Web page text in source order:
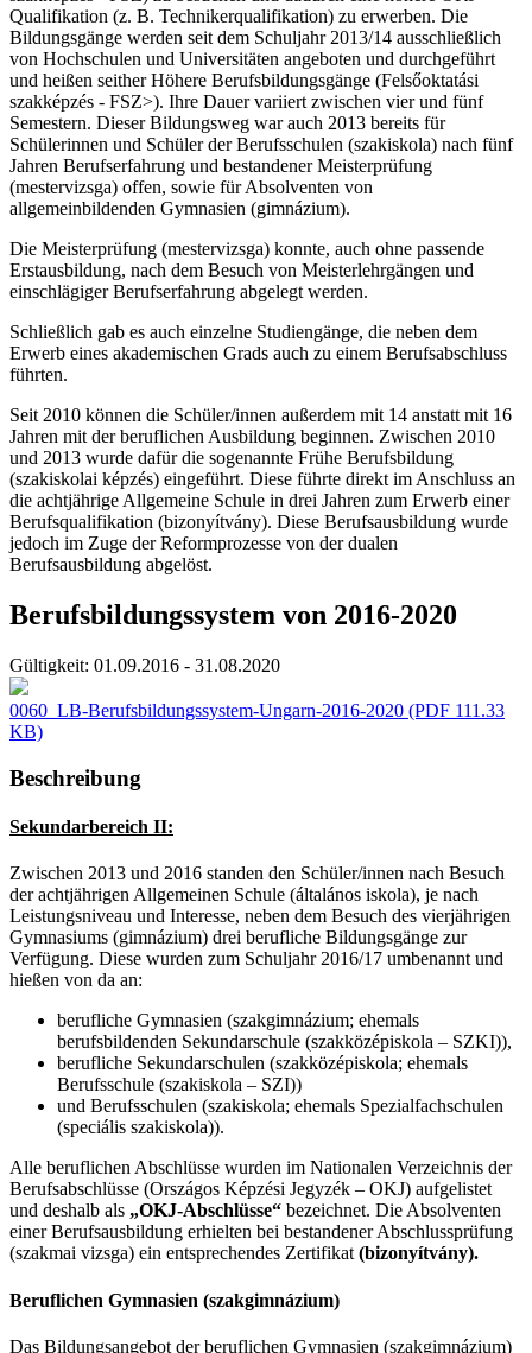
Qualifikation (z. B. Technikerqualifikation) zu erwerben. Die
Bildungsgänge werden seit dem Schuljahr 2013/14 ausschließlich
von Hochschulen und Universitäten angeboten und durchgeführt
und heißen seither Höhere Berufsbildungsgänge (Felsőoktatási
szakképzés - FSZ>). Ihre Dauer variiert zwischen vier und fünf
Semestern. Dieser Bildungsweg war auch 2013 bereits für
Schülerinnen und Schüler der Berufsschulen (szakiskola) nach fünf
Jahren Berufserfahrung und bestandener Meisterprüfung
(mestervizsga) offen, sowie für Absolventen von
allgemeinbildenden Gymnasien (gimnázium).
Die Meisterprüfung (mestervizsga) konnte, auch ohne passende
Erstausbildung, nach dem Besuch von Meisterlehrgängen und
einschlägiger Berufserfahrung abgelegt werden.
Schließlich gab es auch einzelne Studiengänge, die neben dem
Erwerb eines akademischen Grads auch zu einem Berufsabschluss
führten.
Seit 2010 können die Schüler/innen außerdem mit 14 anstatt mit 16
Jahren mit der beruflichen Ausbildung beginnen. Zwischen 2010
und 2013 wurde dafür die sogenannte Frühe Berufsbildung
(szakiskolai képzés) eingeführt. Diese führte direkt im Anschluss an
die achtjährige Allgemeine Schule in drei Jahren zum Erwerb einer
Berufsqualifikation (bizonyítvány). Diese Berufsausbildung wurde
jedoch im Zuge der Reformprozesse von der dualen
Berufsausbildung abgelöst.
Berufsbildungssystem von 2016-2020
Gültigkeit: 01.09.2016 - 31.08.2020
0060_LB-Berufsbildungssystem-Ungarn-2016-2020 (PDF 111.33
KB)
Beschreibung
Sekundarbereich II:
Zwischen 2013 und 2016 standen den Schüler/innen nach Besuch
der achtjährigen Allgemeinen Schule (általános iskola), je nach
Leistungsniveau und Interesse, neben dem Besuch des vierjährigen
Gymnasiums (gimnázium) drei berufliche Bildungsgänge zur
Verfügung. Diese wurden zum Schuljahr 2016/17 umbenannt und
hießen von da an:
berufliche Gymnasien (szakgimnázium; ehemals
berufsbildenden Sekundarschule (szakközépiskola – SZKI)),
berufliche Sekundarschulen (szakközépiskola; ehemals
Berufsschule (szakiskola – SZI))
und Berufsschulen (szakiskola; ehemals Spezialfachschulen
(speciális szakiskola)).
Alle beruflichen Abschlüsse wurden im Nationalen Verzeichnis der
Berufsabschlüsse (Országos Képzési Jegyzék – OKJ) aufgelistet
und deshalb als „OKJ-Abschlüsse“ bezeichnet. Die Absolventen
einer Berufsausbildung erhielten bei bestandener Abschlussprüfung
(szakmai vizsga) ein entsprechendes Zertifikat (bizonyítvány).
Beruflichen Gymnasien (szakgimnázium)
Das Bildungsangebot der beruflichen Gymnasien (szakgimnázium)